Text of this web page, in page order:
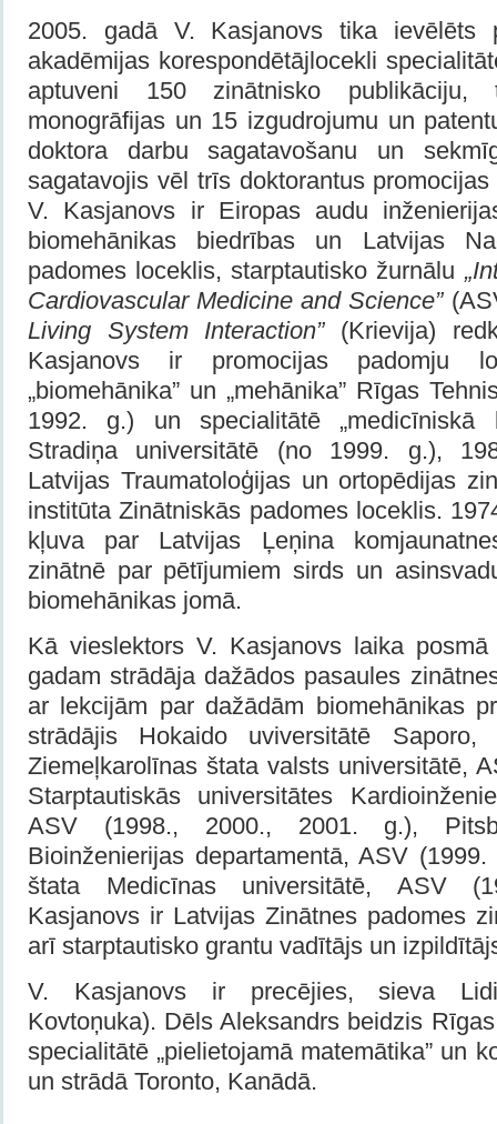
2005. gadā V. Kasjanovs tika ievēlēts
akadēmijas korespondētājlocekli
aptuveni 150 zinātnisko
monogrāfijas un 15 izgudrojumu un
doktora darbu sagatavošanu un
sagatavojis vēl trīs doktorantus
V. Kasjanovs ir Eiropas audu
biomehānikas biedrības un Latvijas
padomes loceklis, starptautisko žurnālu
Cardiovascular Medicine and Science”
Living System Interaction”(Krievija)
Kasjanovs ir promocijas padomju
„biomehānika” un „mehānika” Rīgas
1992. g.) un specialitātē „medicīniskā
Stradiņa universitātē (no 1999. g.),
Latvijas Traumatoloģijas un ortopēdijas
institūta Zinātniskās padomes loceklis.
kļuva par Latvijas Ļeņina
zinātnē par pētījumiem sirds un
biomehānikas jomā.
Kā vieslektors V. Kasjanovs laika
gadam strādāja dažādos pasaules
ar lekcijām par dažādām biomehānikas
strādājis Hokaido uviversitātē
Ziemeļkarolīnas štata valsts universitātē,
Starptautiskās universitātes
ASV (1998., 2000., 2001. g.),
Bioinženierijas departamentā, ASV
štata Medicīnas universitātē, ASV
Kasjanovs ir Latvijas Zinātnes padomes
arī starptautisko grantu vadītājs un
V. Kasjanovs ir precējies, sieva
Kovtoņuka). Dēls Aleksandrs beidzis
specialitātē „pielietojamā matemātika” un
un strādā Toronto, Kanādā.